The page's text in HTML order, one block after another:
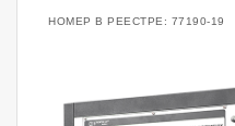
НОМЕР В РЕЕСТРЕ: 77190-19